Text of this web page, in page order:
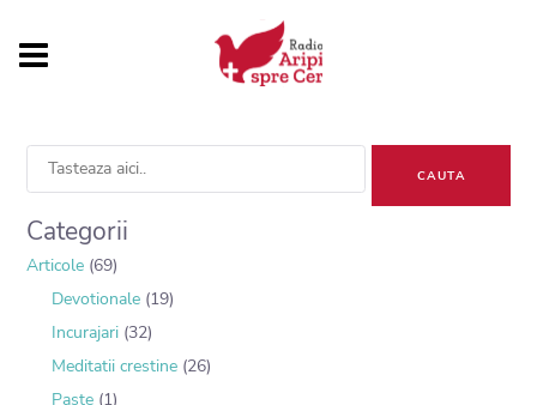
Categorii
Articole(69)
Devotionale(19)
Incurajari(32)
Meditatii crestine(26)
Paște(1)